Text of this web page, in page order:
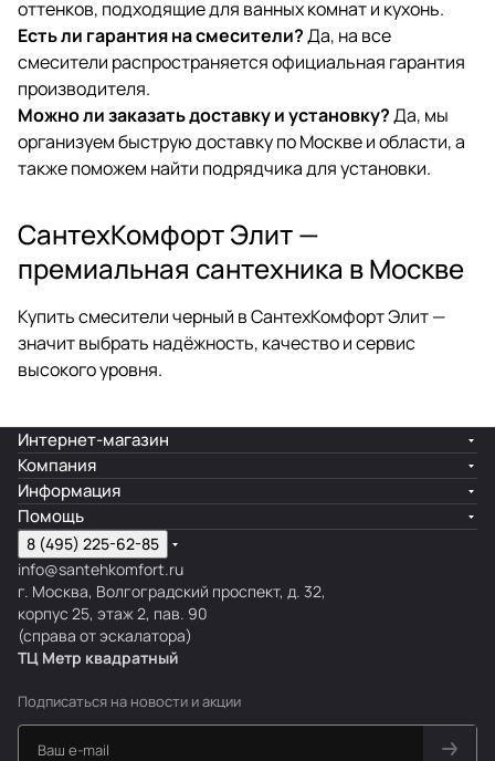
оттенков, подходящие для ванных комнат и кухонь.
Есть ли гарантия на смесители?Да, на все
смесители распространяется официальная гарантия
производителя.
Можно ли заказать доставку и установку?Да, мы
организуем быструю доставку по Москве и области, а
также поможем найти подрядчика для установки.
СантехКомфорт Элит —
премиальная сантехника в Москве
Купить смесители черный в СантехКомфорт Элит —
значит выбрать надёжность, качество и сервис
высокого уровня.
Интернет-магазин
Компания
Информация
Помощь
8 (495) 225-62-85
info@santehkomfort.ru
г. Москва, Волгоградский проспект, д. 32,
корпус 25, этаж 2, пав. 90
(справа от эскалатора)
ТЦ Метр квадратный
Подписаться на новости и акции